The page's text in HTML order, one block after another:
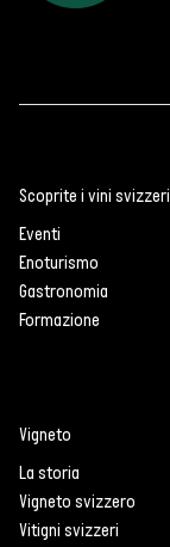
Scoprite i vini svizzeri
Eventi
Enoturismo
Gastronomia
Formazione
Vigneto
La storia
Vigneto svizzero
Vitigni svizzeri